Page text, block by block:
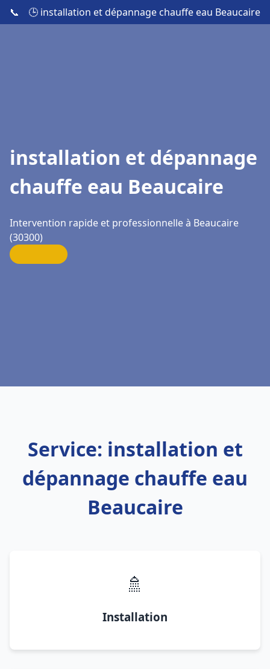
📞 🕒 installation et dépannage chauffe eau Beaucaire
installation et dépannage
chauffe eau Beaucaire
Intervention rapide et professionnelle à Beaucaire
(30300)
Service: installation et
dépannage chauffe eau
Beaucaire
🚿
Installation